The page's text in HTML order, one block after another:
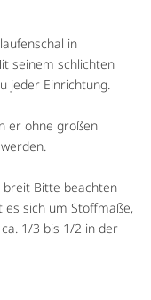
in
seinem schlichten
jeder Einrichtung.
er ohne großen
breit Bitte beachten
es sich um Stoffmaße,
1/3 bis 1/2 in der